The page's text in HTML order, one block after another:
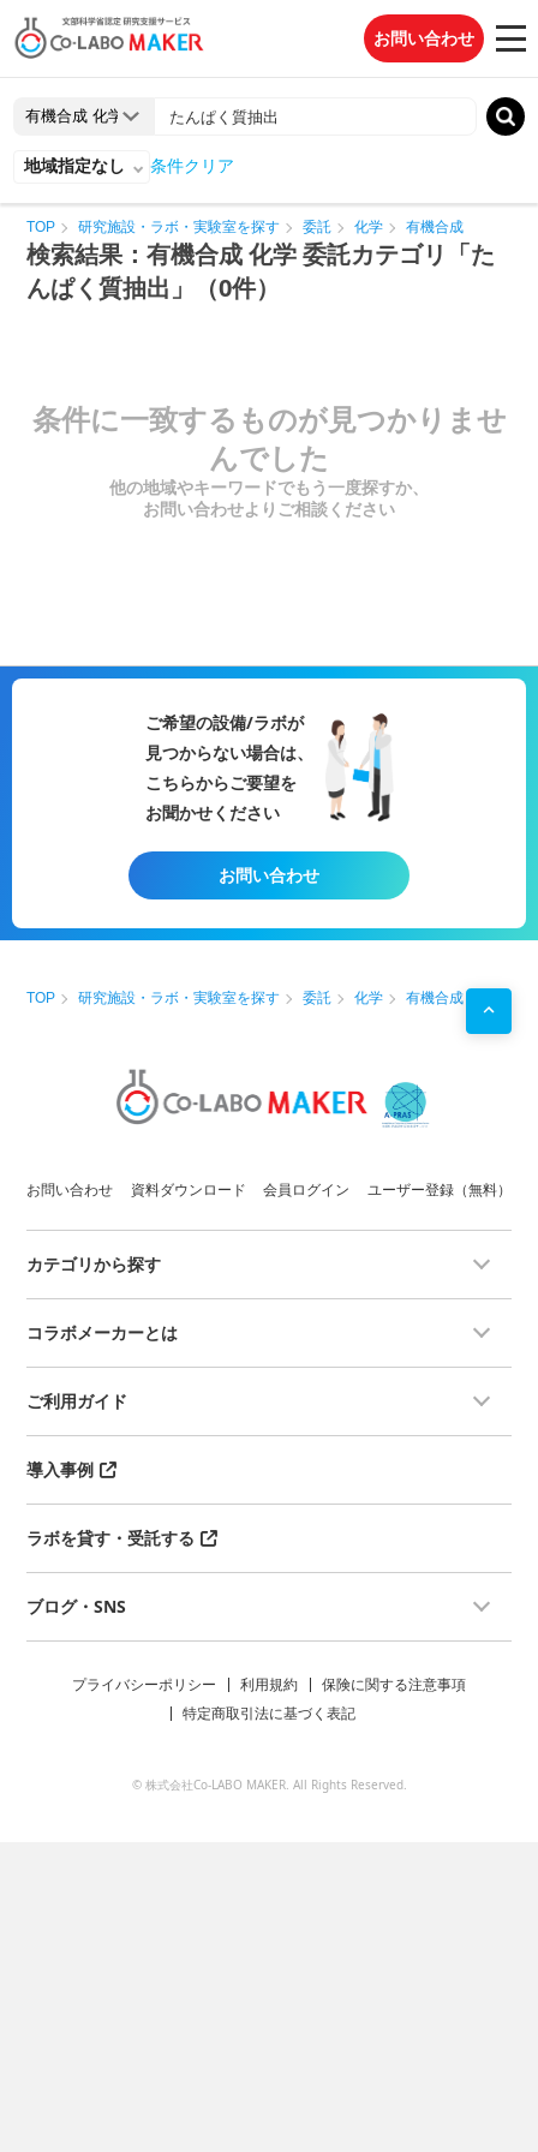
お問い合わせ
地域指定なし 条件クリア
TOP 研究施設・ラボ・実験室を探す 委託 化学 有機合成
検索結果：有機合成 化学 委託カテゴリ「た
んぱく質抽出」（0件）
条件に一致するものが見つかりませ
んでした
他の地域やキーワードでもう一度探すか、
お問い合わせよりご相談ください
ご希望の設備/ラボが
見つからない場合は、
こちらからご要望を
お聞かせください
お問い合わせ
TOP 研究施設・ラボ・実験室を探す 委託 化学 有機合成
お問い合わせ 資料ダウンロード 会員ログイン ユーザー登録（無料）
カテゴリから探す
コラボメーカーとは
ご利用ガイド
導入事例
ラボを貸す・受託する
ブログ・SNS
プライバシーポリシー 利用規約
保険に関する注意事項
特定商取引法に基づく表記
© 株式会社Co-LABO MAKER. All Rights Reserved.